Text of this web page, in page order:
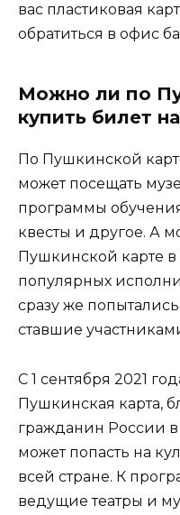
вас пластиковая
обратиться в офис
Можно ли по
купить билет
По Пушкинской
может посещать
программы
квесты и другое. А
Пушкинской карте
популярных
сразу же
ставшие
С 1 сентября 2021
Пушкинская карта,
гражданин России в
может попасть на
всей стране. К
ведущие театры и